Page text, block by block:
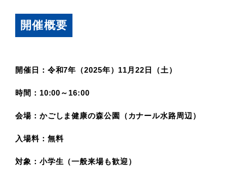
開催概要
開催日：令和7年（2025年）11月22日（土）
時間：10:00～16:00
会場：かごしま健康の森公園（カナール水路周辺）
入場料：無料
対象：小学生（一般来場も歓迎）